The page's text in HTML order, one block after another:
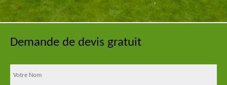
Demande de devis gratuit